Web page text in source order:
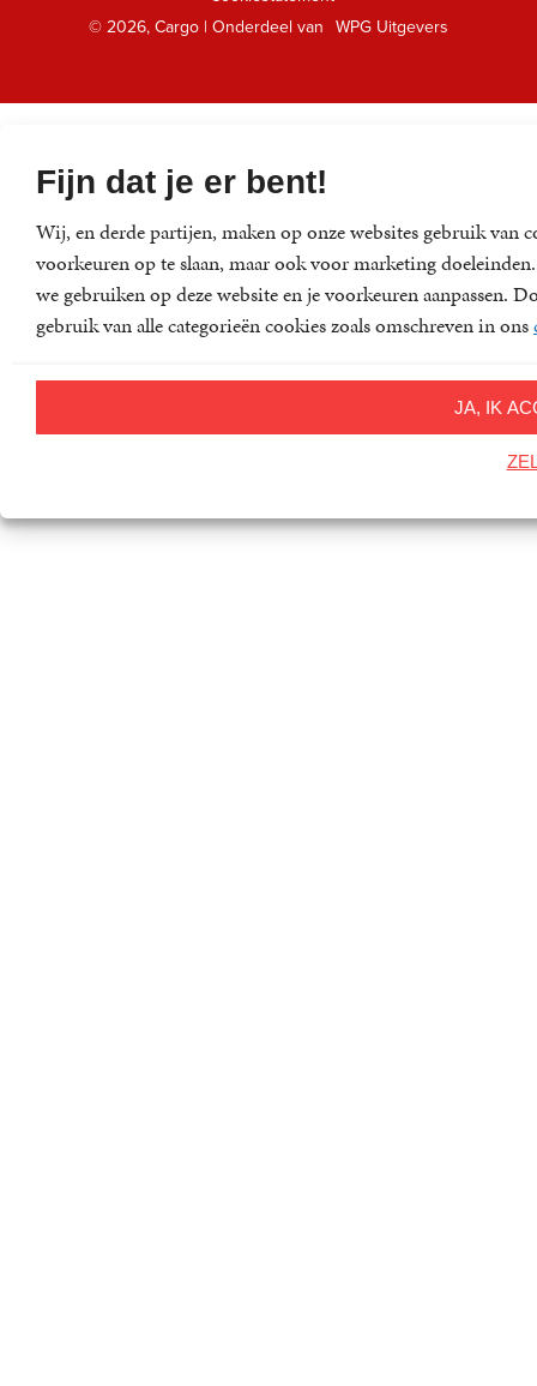
Fijn dat je er bent!
Wij, en derde partijen, maken op onze websites gebruik
voorkeuren op te slaan, maar ook voor marketing
we gebruiken op deze website en je voorkeuren aanpassen.
gebruik van alle categorieën cookies zoals omschreven in ons
JA, IK
© 2026, Cargo | Onderdeel van WPG Uitgevers